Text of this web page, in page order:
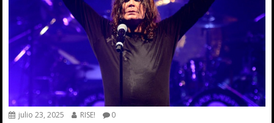
julio 23, 2025 RISE! 0